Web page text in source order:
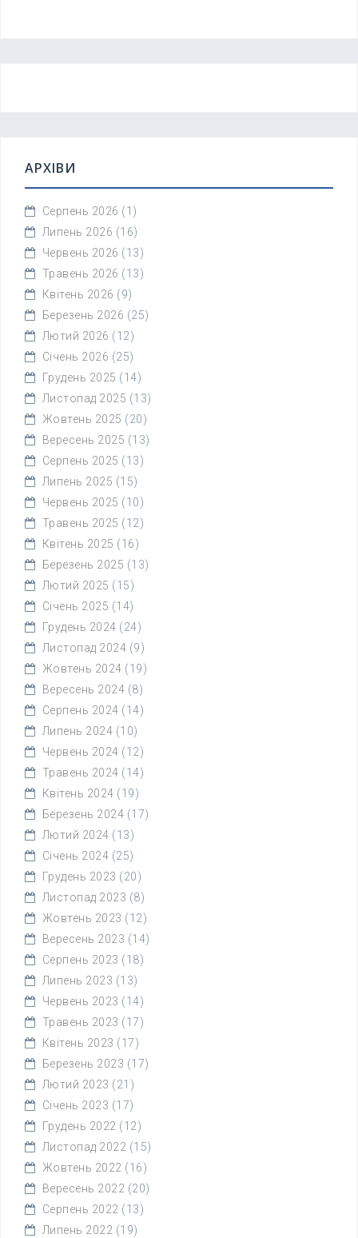
АРХІВИ
Серпень 2026 (1)
Липень 2026 (16)
Червень 2026 (13)
Травень 2026 (13)
Квітень 2026 (9)
Березень 2026 (25)
Лютий 2026 (12)
Січень 2026 (25)
Грудень 2025 (14)
Листопад 2025 (13)
Жовтень 2025 (20)
Вересень 2025 (13)
Серпень 2025 (13)
Липень 2025 (15)
Червень 2025 (10)
Травень 2025 (12)
Квітень 2025 (16)
Березень 2025 (13)
Лютий 2025 (15)
Січень 2025 (14)
Грудень 2024 (24)
Листопад 2024 (9)
Жовтень 2024 (19)
Вересень 2024 (8)
Серпень 2024 (14)
Липень 2024 (10)
Червень 2024 (12)
Травень 2024 (14)
Квітень 2024 (19)
Березень 2024 (17)
Лютий 2024 (13)
Січень 2024 (25)
Грудень 2023 (20)
Листопад 2023 (8)
Жовтень 2023 (12)
Вересень 2023 (14)
Серпень 2023 (18)
Липень 2023 (13)
Червень 2023 (14)
Травень 2023 (17)
Квітень 2023 (17)
Березень 2023 (17)
Лютий 2023 (21)
Січень 2023 (17)
Грудень 2022 (12)
Листопад 2022 (15)
Жовтень 2022 (16)
Вересень 2022 (20)
Серпень 2022 (13)
Липень 2022 (19)